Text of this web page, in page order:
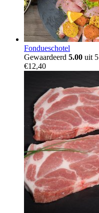
Fondueschotel
Gewaardeerd 5.00 uit 5
€12,40